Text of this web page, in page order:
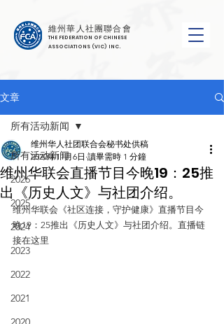
維州華人社團聯合會
THE FEDERATION OF CHINESE
ASSOCIATIONS (VIC) INC.
文章
所有活动新闻
2026
2025
2024
2023
2022
2021
所有活动新闻
维州华联会直播节目今晚19：25推
出《历史人文》与社团介绍。
维州华人社团联合会秘书处供稿
2020年11月6日 讀畢需時 1 分鐘
维州华联会《社区连接，守护健康》直播节目今
晚19：25推出《历史人文》与社团介绍。直播链
接在这里